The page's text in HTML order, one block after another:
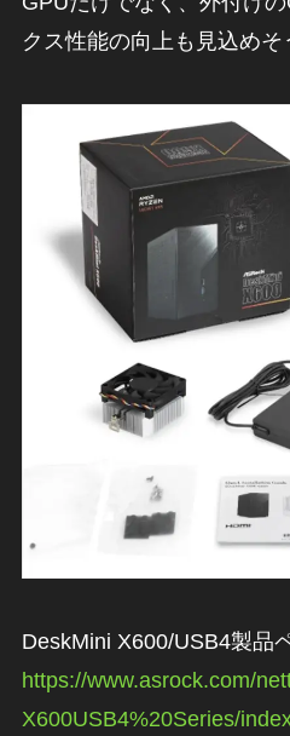
クス性能の向上も見込めそ
DeskMini X600/USB4製品
https://www.asrock.com/
X600USB4%20Series/